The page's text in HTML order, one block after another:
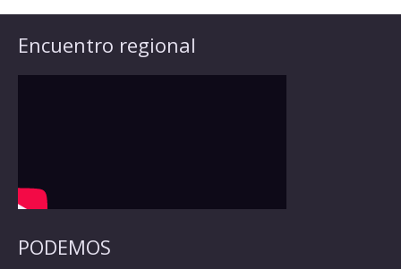
Encuentro regional
PODEMOS